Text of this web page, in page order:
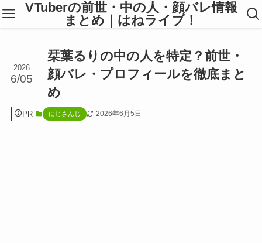
VTuberの前世・中の人・顔バレ情報
まとめ｜はねライブ！
栞葉るりの中の人を特定？前世・
顔バレ・プロフィールを徹底まと
め
2026
6/05
PR にじさんじ 2026年6月5日